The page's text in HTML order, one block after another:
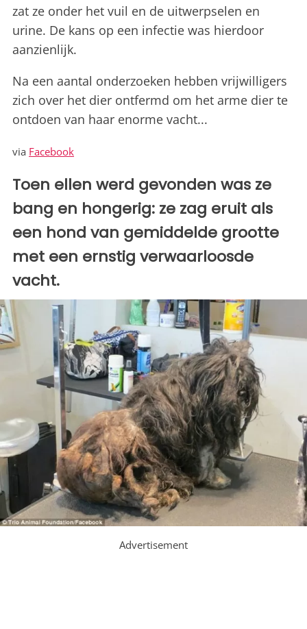
zat ze onder het vuil en de uitwerpselen en
urine. De kans op een infectie was hierdoor
aanzienlijk.
Na een aantal onderzoeken hebben vrijwilligers
zich over het dier ontfermd om het arme dier te
ontdoen van haar enorme vacht...
via Facebook
Toen ellen werd gevonden was ze
bang en hongerig: ze zag eruit als
een hond van gemiddelde grootte
met een ernstig verwaarloosde
vacht.
Advertisement